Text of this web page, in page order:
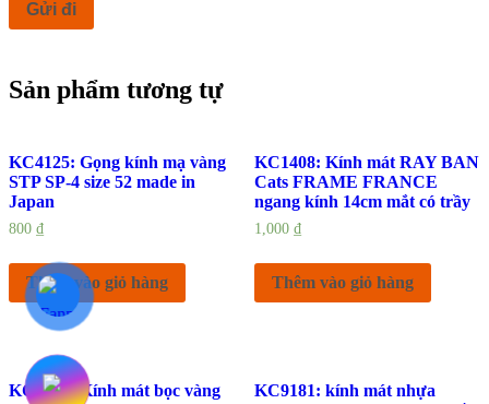
Sản phẩm tương tự
KC4125: Gọng kính mạ vàng
STP SP-4 size 52 made in
Japan
800 ₫
Thêm vào giỏ hàng
KC1408: Kính mát RAY BAN
Cats FRAME FRANCE
ngang kính 14cm mắt có trầy
1,000 ₫
Thêm vào giỏ hàng
KC4060: Kính mát bọc vàng
KC9181: kính mát nhựa